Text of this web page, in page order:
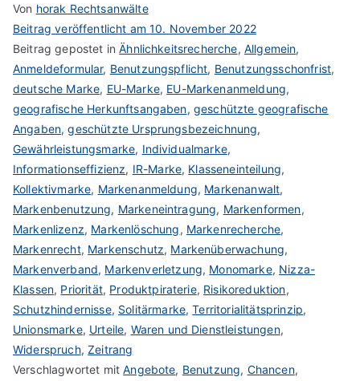
Von horak Rechtsanwälte
Beitrag veröffentlicht am10. November 2022
Beitrag gepostet inÄhnlichkeitsrecherche, Allgemein,
Anmeldeformular, Benutzungspflicht, Benutzungsschonfrist,
deutsche Marke, EU-Marke, EU-Markenanmeldung,
geografische Herkunftsangaben, geschützte geografische
Angaben,geschützte Ursprungsbezeichnung,
Gewährleistungsmarke, Individualmarke,
Informationseffizienz, IR-Marke, Klasseneinteilung,
Kollektivmarke, Markenanmeldung, Markenanwalt,
Markenbenutzung, Markeneintragung, Markenformen,
Markenlizenz, Markenlöschung, Markenrecherche,
Markenrecht, Markenschutz, Markenüberwachung,
Markenverband, Markenverletzung, Monomarke, Nizza-
Klassen, Priorität, Produktpiraterie, Risikoreduktion,
Schutzhindernisse, Solitärmarke,Territorialitätsprinzip,
Unionsmarke, Urteile, Waren und Dienstleistungen,
Widerspruch,Zeitrang
Verschlagwortet mitAngebote, Benutzung, Chancen,